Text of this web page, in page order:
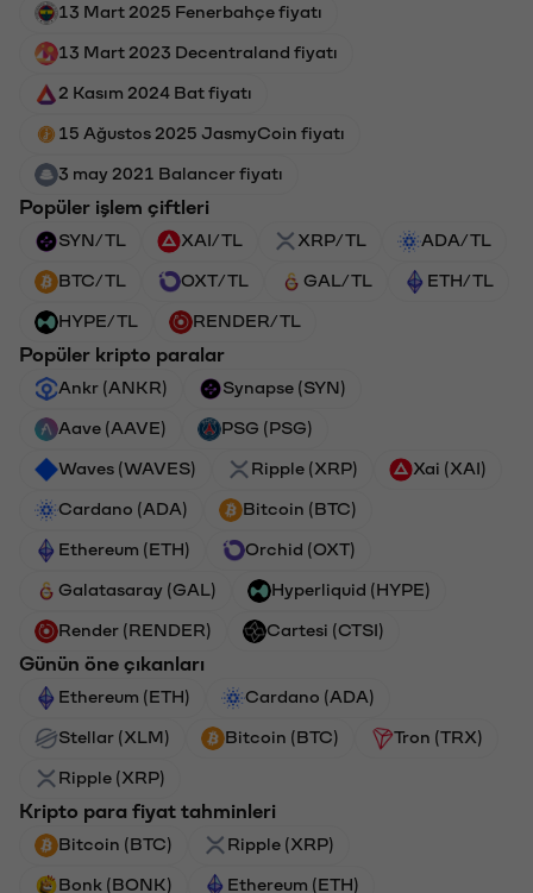
13 Mart 2025 Fenerbahçe fiyatı
13 Mart 2023 Decentraland fiyatı
2 Kasım 2024 Bat fiyatı
15 Ağustos 2025 JasmyCoin fiyatı
3 may 2021 Balancer fiyatı
Popüler işlem çiftleri
SYN/TL XAI/TL XRP/TL ADA/TL
BTC/TL OXT/TL GAL/TL ETH/TL
HYPE/TL RENDER/TL
Popüler kripto paralar
Ankr (ANKR) Synapse (SYN)
Aave (AAVE) PSG (PSG)
Waves (WAVES) Ripple (XRP) Xai (XAI)
Cardano (ADA) Bitcoin (BTC)
Ethereum (ETH) Orchid (OXT)
Galatasaray (GAL) Hyperliquid (HYPE)
Render (RENDER) Cartesi (CTSI)
Günün öne çıkanları
Ethereum (ETH) Cardano (ADA)
Stellar (XLM) Bitcoin (BTC) Tron (TRX)
Ripple (XRP)
Kripto para fiyat tahminleri
Bitcoin (BTC) Ripple (XRP)
Bonk (BONK) Ethereum (ETH)